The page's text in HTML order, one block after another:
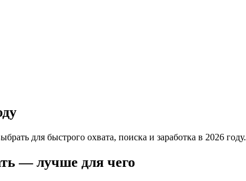
для быстрого охвата, поиска и заработка в 2026 году.
— лучше для чего